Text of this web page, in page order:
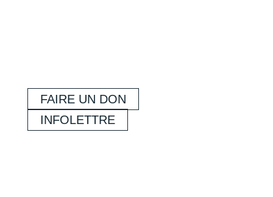
FAIRE UN DON
INFOLETTRE